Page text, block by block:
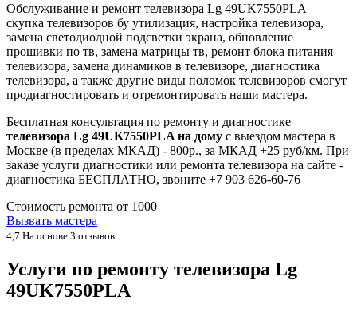
Обслуживание и ремонт телевизора Lg 49UK7550PLA –
скупка телевизоров бу утилизация, настройка телевизора,
замена светодиодной подсветки экрана, обновление
прошивки по тв, замена матрицы тв, ремонт блока питания
телевизора, замена динамиков в телевизоре, диагностика
телевизора, а также другие виды поломок телевизоров смогут
продиагностировать и отремонтировать наши мастера.
Бесплатная консультация по ремонту и диагностике
телевизора Lg 49UK7550PLA на дому с выездом мастера в
Москве (в пределах МКАД) - 800р., за МКАД +25 руб/км. При
заказе услуги диагностики или ремонта телевизора на сайте -
диагностика БЕСПЛАТНО, звоните +7 903 626-60-76
Стоимость ремонта от 1000
Вызвать мастера
4,7 На основе 3 отзывов
Услуги по ремонту телевизора Lg
49UK7550PLA